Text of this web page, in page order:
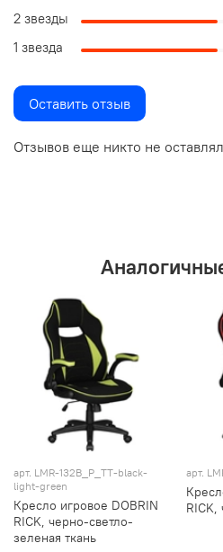
Отзывов еще никто не оставлял
2 звезды
1 звезда
Оставить отзыв
арт. LMR-132B_P_TT-black-
light-green
Кресло игровое DOBRIN
RICK, черно-светло-
зеленая ткань
арт.
RICK,